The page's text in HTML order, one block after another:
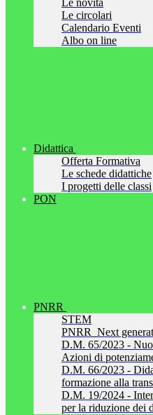
Le novità
Le circolari
Calendario Eventi
Albo on line
Didattica
Offerta Formativa
Le schede didattiche
I progetti delle classi
PON
PNRR
STEM
PNRR_Next
D.M. 65/2023 -
Azioni di
D.M. 66/2023 -
formazione alla
D.M. 19/2024 -
per la riduzione dei